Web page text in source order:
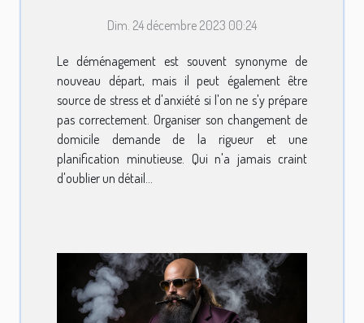
Dim. 24 décembre 2023 00:24
Le déménagement est souvent synonyme de
nouveau départ, mais il peut également être
source de stress et d'anxiété si l'on ne s'y prépare
pas correctement. Organiser son changement de
domicile demande de la rigueur et une
planification minutieuse. Qui n'a jamais craint
d'oublier un détail...